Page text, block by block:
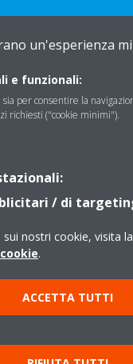
Copyright © Daikin
sui cookie
un'esperienza
e funzionali:
sia per consentire la
richiesti ("cookie minimi").
/ di
sui nostri cookie, visita
.
ACCETTA TUTTI